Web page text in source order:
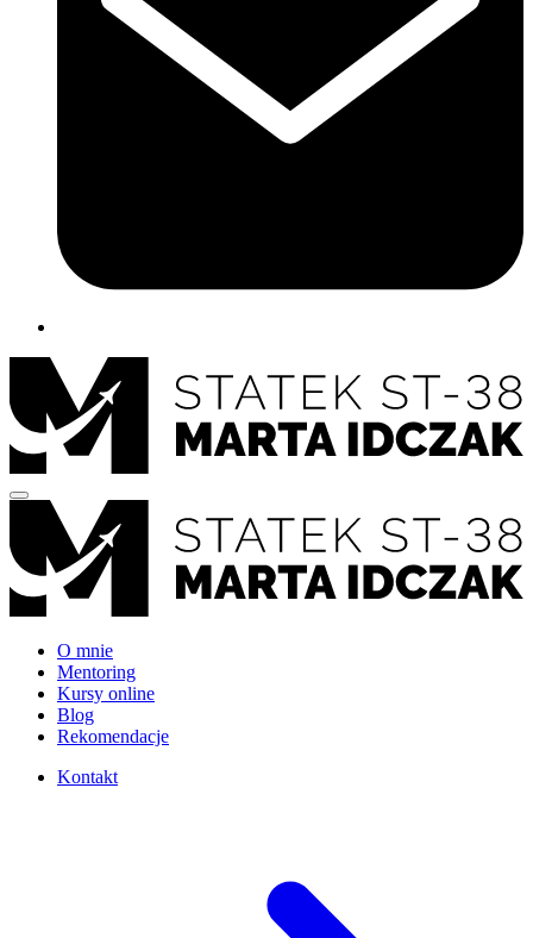
O mnie
Mentoring
Kursy online
Blog
Rekomendacje
Kontakt